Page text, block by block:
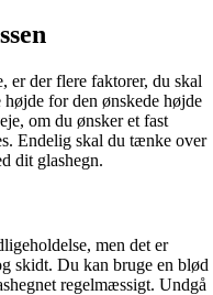
er der flere faktorer, du skal
for den ønskede højde
om du ønsker et fast
Endelig skal du tænke over
dit glashegn.
men det er
skidt. Du kan bruge en blød
regelmæssigt. Undgå